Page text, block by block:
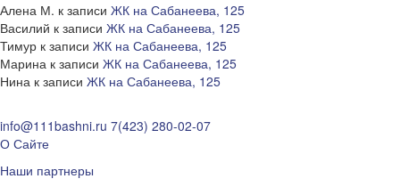
Алена М. к записи ЖК на Сабанеева, 125
Василий к записи ЖК на Сабанеева, 125
Тимур к записи ЖК на Сабанеева, 125
Марина к записи ЖК на Сабанеева, 125
Нина к записи ЖК на Сабанеева, 125
info@111bashni.ru 7(423) 280-02-07
О Сайте
Наши партнеры